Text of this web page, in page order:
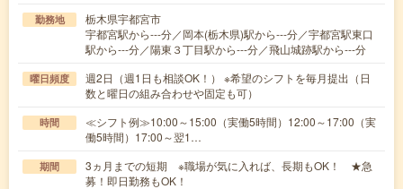
勤務地
栃木県宇都宮市
宇都宮駅から---分／岡本(栃木県)駅から---分／宇都宮駅東口
駅から---分／陽東３丁目駅から---分／飛山城跡駅から---分
曜日頻度
週2日（週1日も相談OK！） ※希望のシフトを毎月提出（日
数と曜日の組み合わせや固定も可）
時間
≪シフト例≫10:00～15:00（実働5時間）12:00～17:00（実
働5時間）17:00～翌1…
期間
3ヵ月までの短期 ※職場が気に入れば、長期もOK！ ★急
募！即日勤務もOK！